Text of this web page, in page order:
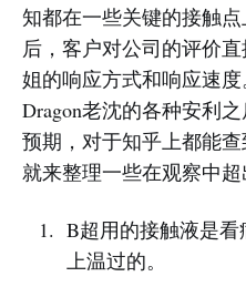
知都在一些关键的接触
后，客户对公司的评价
姐的响应方式和响应速
Dragon老沈的各种安利
预期，对于知乎上都能
就来整理一些在观察中超
B超用的接触液是
上温过的。